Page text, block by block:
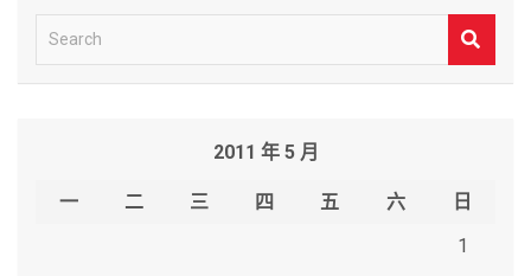
e
2011 年 5 月
一 二 三 四 五 六
日
1